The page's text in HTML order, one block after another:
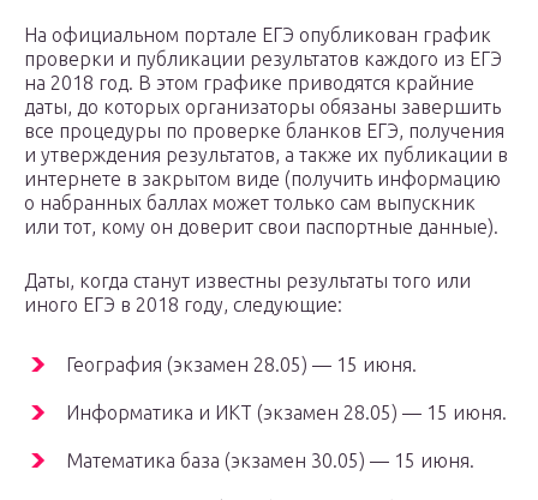
На официальном портале ЕГЭ опубликован график
проверки и публикации результатов каждого из ЕГЭ
на 2018 год. В этом графике приводятся крайние
даты, до которых организаторы обязаны завершить
все процедуры по проверке бланков ЕГЭ, получения
и утверждения результатов, а также их публикации в
интернете в закрытом виде (получить информацию
о набранных баллах может только сам выпускник
или тот, кому он доверит свои паспортные данные).
Даты, когда станут известны результаты того или
иного ЕГЭ в 2018 году, следующие:
География (экзамен 28.05) — 15 июня.
Информатика и ИКТ (экзамен 28.05) — 15 июня.
Математика база (экзамен 30.05) — 15 июня.